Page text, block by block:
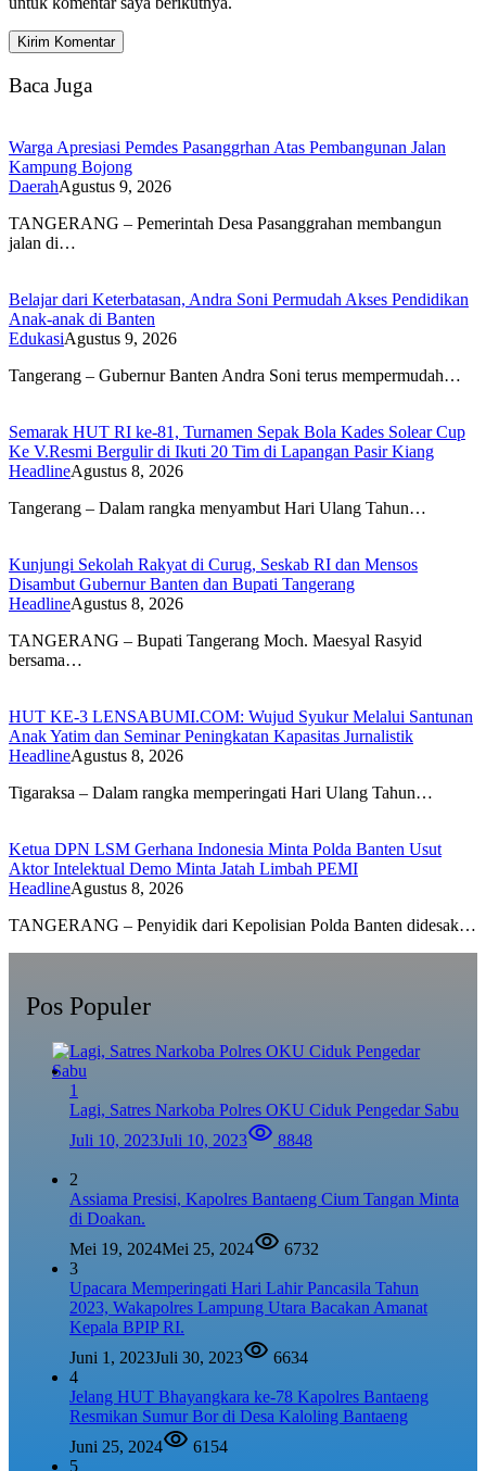
Baca Juga
Warga Apresiasi Pemdes Pasanggrhan Atas Pembangunan Jalan
Kampung Bojong
DaerahAgustus 9, 2026
TANGERANG – Pemerintah Desa Pasanggrahan membangun
jalan di…
Belajar dari Keterbatasan, Andra Soni Permudah Akses Pendidikan
Anak-anak di Banten
EdukasiAgustus 9, 2026
Tangerang – Gubernur Banten Andra Soni terus mempermudah…
Semarak HUT RI ke-81, Turnamen Sepak Bola Kades Solear Cup
Ke V.Resmi Bergulir di Ikuti 20 Tim di Lapangan Pasir Kiang
HeadlineAgustus 8, 2026
Tangerang – Dalam rangka menyambut Hari Ulang Tahun…
Kunjungi Sekolah Rakyat di Curug, Seskab RI dan Mensos
Disambut Gubernur Banten dan Bupati Tangerang
HeadlineAgustus 8, 2026
TANGERANG – Bupati Tangerang Moch. Maesyal Rasyid
bersama…
HUT KE-3 LENSABUMI.COM: Wujud Syukur Melalui Santunan
Anak Yatim dan Seminar Peningkatan Kapasitas Jurnalistik
HeadlineAgustus 8, 2026
Tigaraksa – Dalam rangka memperingati Hari Ulang Tahun…
Ketua DPN LSM Gerhana Indonesia Minta Polda Banten Usut
Aktor Intelektual Demo Minta Jatah Limbah PEMI
HeadlineAgustus 8, 2026
TANGERANG – Penyidik dari Kepolisian Polda Banten didesak…
Pos Populer
1
Lagi, Satres Narkoba Polres OKU Ciduk Pengedar Sabu
Juli 10, 2023Juli 10, 2023 8848
2
Assiama Presisi, Kapolres Bantaeng Cium Tangan Minta
di Doakan.
Mei 19, 2024Mei 25, 2024
6732
3
Upacara Memperingati Hari Lahir Pancasila Tahun
2023, Wakapolres Lampung Utara Bacakan Amanat
Kepala BPIP RI.
Juni 1, 2023Juli 30, 2023
6634
4
Jelang HUT Bhayangkara ke-78 Kapolres Bantaeng
Resmikan Sumur Bor di Desa Kaloling Bantaeng
Juni 25, 2024
6154
5